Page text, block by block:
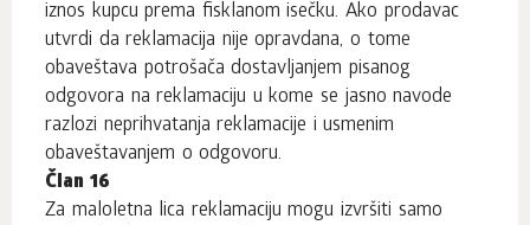
iznos kupcu prema fisklanom isečku. Ako prodavac
utvrdi da reklamacija nije opravdana, o tome
obaveštava potrošača dostavljanjem pisanog
odgovora na reklamaciju u kome se jasno navode
razlozi neprihvatanja reklamacije i usmenim
obaveštavanjem o odgovoru.
Član 16
Za maloletna lica reklamaciju mogu izvršiti samo